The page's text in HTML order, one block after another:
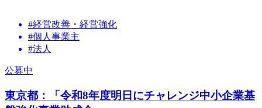
#経営改善・経営強化
#個人事業主
#法人
公募中
東京都：「令和8年度明日にチャレンジ中小企業基